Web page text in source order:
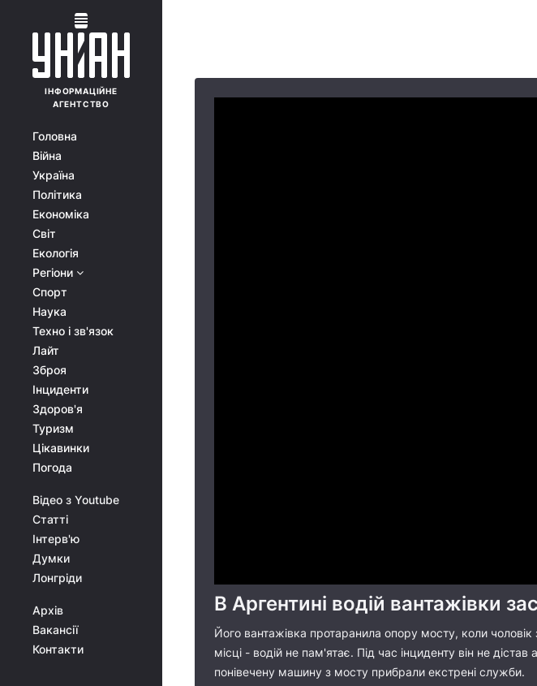
ІНФОРМАЦІЙНЕ
АГЕНТСТВО
Головна
Війна
Україна
Політика
Економіка
Світ
Екологія
Регіони
Спорт
Наука
Техно і зв'язок
Лайт
Зброя
Інциденти
Здоров'я
Туризм
Цікавинки
Погода
Відео з Youtube
Статті
Інтерв'ю
Думки
Лонгріди
Архів
Вакансії
Контакти
В Аргентині водій вантажівки
Його вантажівка протаранила опору мосту, коли
місці - водій не пам'ятає. Під час інциденту він не
понівечену машину з мосту прибрали екстрені служби.